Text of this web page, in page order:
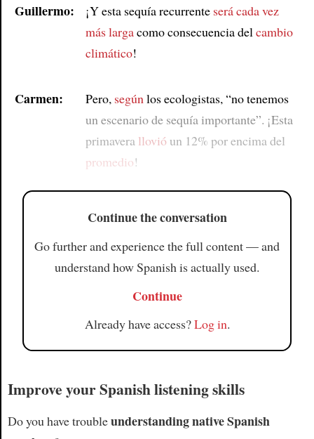
Guillermo: ¡Y esta sequía recurrente será cada vez
más largacomo consecuencia del cambio
climático!
Carmen: Pero, según los ecologistas, “no tenemos
un escenario de sequía importante”. ¡Esta
primavera llovió un 12% por encima del
promedio!
Continue the conversation
Go further and experience the full content — and
understand how Spanish is actually used.
Continue
Already have access?Log in.
Improve your Spanish listening skills
Do you have troubleunderstanding native Spanish